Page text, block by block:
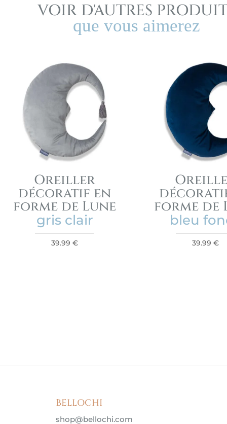
lettre
L
VOIR D'AUTRES
que vous aimerez
Oreiller
décoratif en
forme de Lune
gris clair
39.99€
forme de
bleu
39.99€
BELLOCHI
shop@bellochi.com